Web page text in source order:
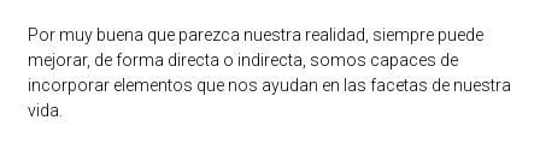
Por muy buena que parezca nuestra realidad, siempre puede
mejorar, de forma directa o indirecta, somos capaces de
incorporar elementos que nos ayudan en las facetas de nuestra
vida.